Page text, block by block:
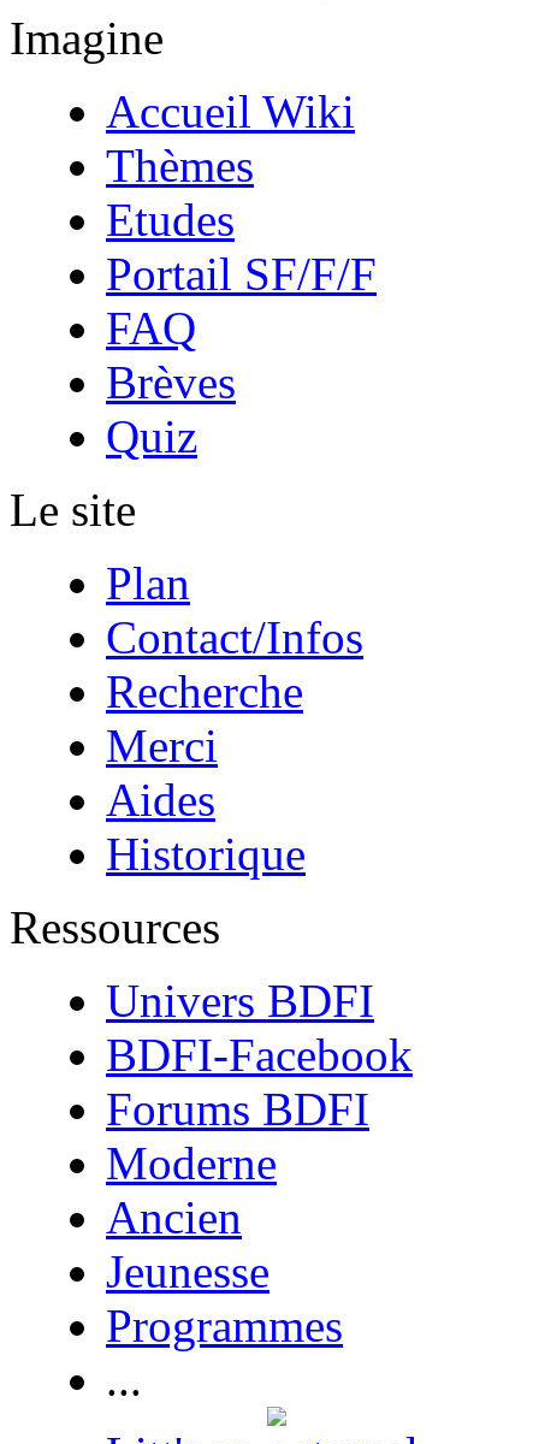
Imagine
Accueil Wiki
Thèmes
Etudes
Portail SF/F/F
FAQ
Brèves
Quiz
Le site
Plan
Contact/Infos
Recherche
Merci
Aides
Historique
Ressources
Univers BDFI
BDFI-Facebook
Forums BDFI
Moderne
Ancien
Jeunesse
Programmes
...